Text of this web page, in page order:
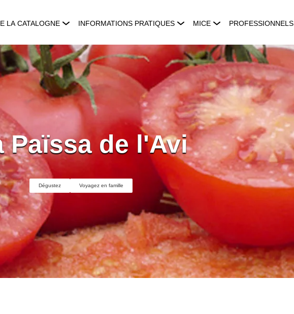
LA CATALOGNE INFORMATIONS PRATIQUES MICE PROFESSIONNELS
Païssa de l'Avi
Dégustez Voyagez en famille